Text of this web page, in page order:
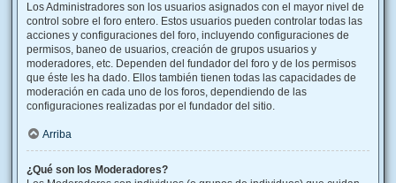
Los Administradores son los usuarios asignados con el mayor nivel de
control sobre el foro entero. Estos usuarios pueden controlar todas las
acciones y configuraciones del foro, incluyendo configuraciones de
permisos, baneo de usuarios, creación de grupos usuarios y
moderadores, etc. Dependen del fundador del foro y de los permisos
que éste les ha dado. Ellos también tienen todas las capacidades de
moderación en cada uno de los foros, dependiendo de las
configuraciones realizadas por el fundador del sitio.
Arriba
¿Qué son los Moderadores?